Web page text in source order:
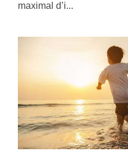
maximal d’i...